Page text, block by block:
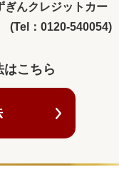
んクレジットカー
(Tel：0120-540054)
はこちら